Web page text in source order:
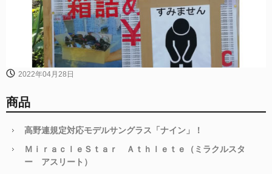
2022年04月28日
商品
高野連規定対応モデルサングラス「ナイン」！
ＭｉｒａｃｌｅＳｔａｒ Ａｔｈｌｅｔｅ（ミラクルスタ
ー アスリート）